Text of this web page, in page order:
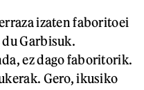
izaten faboritoei
Garbisuk.
ez dago faboritorik.
Gero, ikusiko